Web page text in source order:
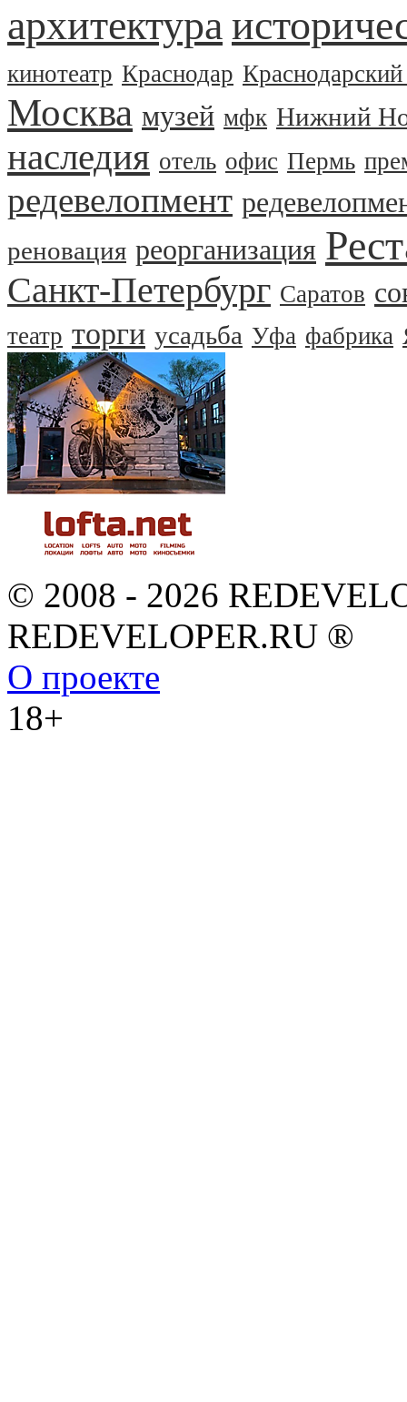
архитектура
кинотеатр Краснодар
Москва музей мфк Нижний
наследия отель офис Пермь
редевелопмент
реновация реорганизация
Санкт-Петербург Саратов
театр торги усадьба Уфа фабрика
© 2008 - 2026
REDEVELOPER.RU ®
О проекте
18+